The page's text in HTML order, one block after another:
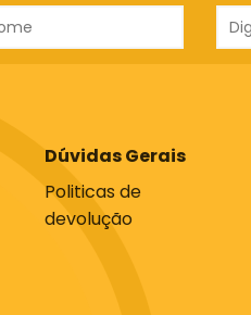
Dúvidas Gerais
Politicas de
devolução